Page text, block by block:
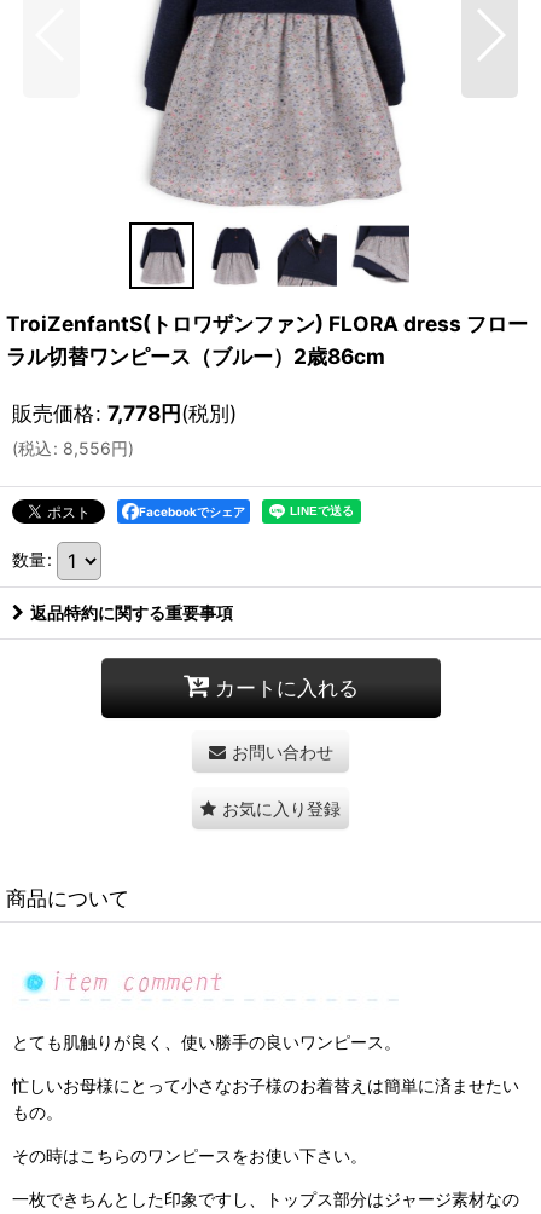
TroiZenfantS(トロワザンファン) FLORA dress フロー
ラル切替ワンピース（ブルー）2歳86cm
販売価格: 7,778円(税別)
(税込: 8,556円)
Facebookでシェア
数量:
返品特約に関する重要事項
カートに入れる
お問い合わせ
お気に入り登録
商品について
とても肌触りが良く、使い勝手の良いワンピース。
忙しいお母様にとって小さなお子様のお着替えは簡単に済ませたい
もの。
その時はこちらのワンピースをお使い下さい。
一枚できちんとした印象ですし、トップス部分はジャージ素材なの